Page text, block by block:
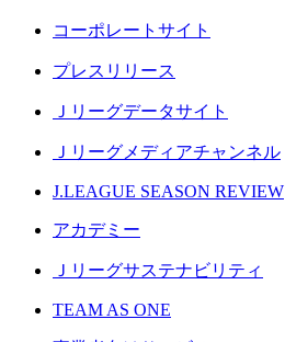
コーポレートサイト
プレスリリース
Ｊリーグデータサイト
Ｊリーグメディアチャンネル
J.LEAGUE SEASON REVIEW
アカデミー
Ｊリーグサステナビリティ
TEAM AS ONE